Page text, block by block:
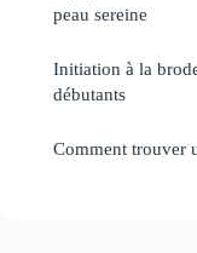
peau sereine
Initiation à la
débutants
Comment trouver